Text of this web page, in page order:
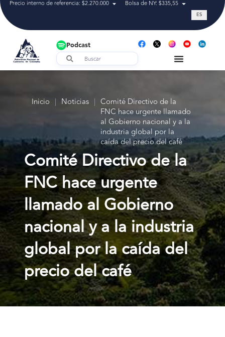
Precio interno de referencia: $2.270.000 Bolsa de NY: $335,55 Tasa de
ES
Podcast
Inicio | Noticias | Comité Directivo de la
FNC hace urgente llamado
al Gobierno nacional y a la
industria global por la
caída del precio del café
Comité Directivo de la
FNC hace urgente
llamado al Gobierno
nacional y a la industria
global por la caída del
precio del café